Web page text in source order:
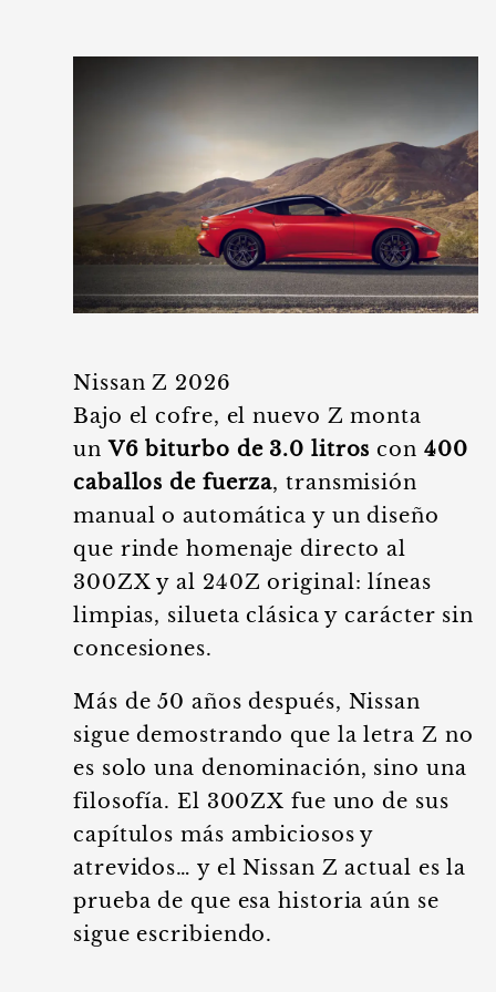
Nissan Z 2026
Bajo el cofre, el nuevo Z monta
unV6 biturbo de 3.0 litros con 400
caballos de fuerza, transmisión
manual o automática y un diseño
que rinde homenaje directo al
300ZX y al 240Z original: líneas
limpias, silueta clásica y carácter sin
concesiones.
Más de 50 años después, Nissan
sigue demostrando que la letra Z no
es solo una denominación, sino una
filosofía. El 300ZX fue uno de sus
capítulos más ambiciosos y
atrevidos… y el Nissan Z actual es la
prueba de que esa historia aún se
sigue escribiendo.